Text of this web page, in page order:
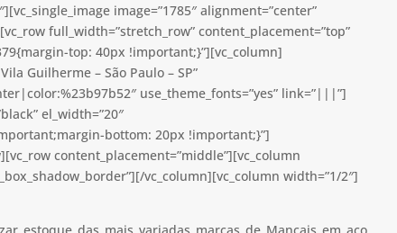
image=”1785″ alignment=”center”
full_width=”stretch_row” content_placement=”top”
top: 40px !important;}”][vc_column]
Guilherme – São Paulo – SP”
use_theme_fonts=”yes” link=”|||”]
el_width=”20″
bottom: 20px !important;}”]
content_placement=”middle”][vc_column
vc_column][vc_column width=”1/2″]